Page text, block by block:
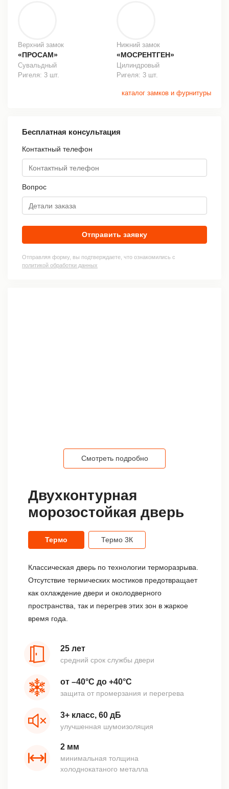
Верхний замок
«ПРОСАМ»
Сувальдный
Ригеля: 3 шт.
Нижний замок
«МОСРЕНТГЕН»
Цилиндровый
Ригеля: 3 шт.
каталог замков и фурнитуры
Бесплатная консультация
Контактный телефон
Вопрос
Отправить заявку
Отправляя форму, вы подтверждаете, что ознакомились с
политикой обработки данных
Двухконтурная
морозостойкая дверь
Термо Термо 3К
Классическая дверь по технологии терморазрыва.
Отсутствие термических мостиков предотвращает
как охлаждение двери и околодверного
пространства, так и перегрев этих зон в жаркое
время года.
25 лет
средний срок службы двери
от –40°С до +40°С
защита от промерзания и перегрева
3+ класс, 60 дБ
улучшенная шумоизоляция
2 мм
минимальная толщина
холоднокатаного металла
Смотреть подробно